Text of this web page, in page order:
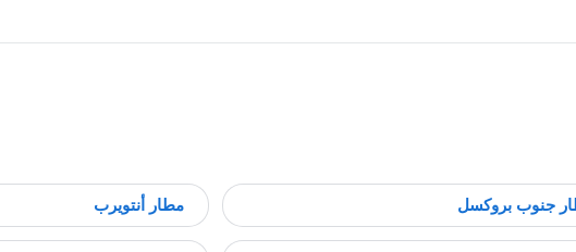
جنوب بروكسل مطار أنتويرب